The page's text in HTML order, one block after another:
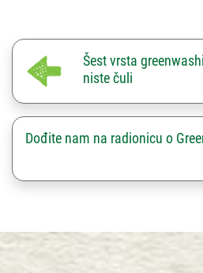
Šest vrsta
niste čuli
Dođite nam na radionicu o